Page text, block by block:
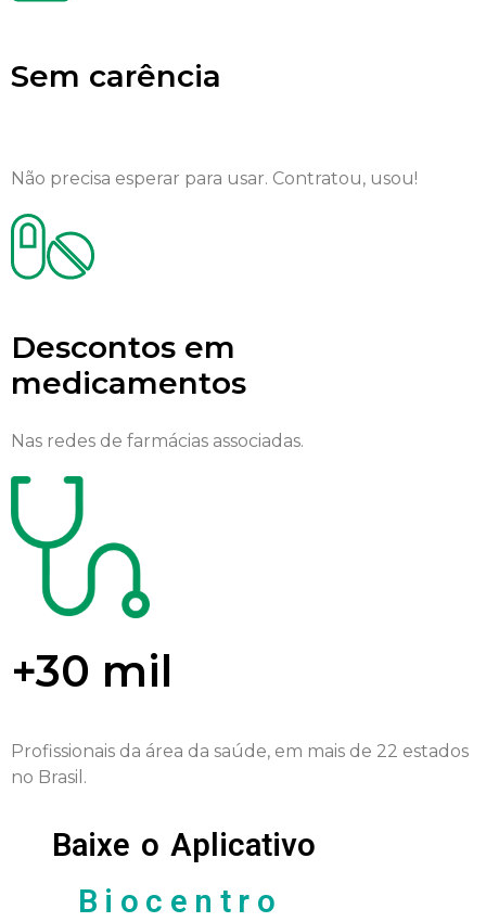
Sem carência
Não precisa esperar para usar. Contratou, usou!
Descontos em
medicamentos
Nas redes de farmácias associadas.
+30 mil
Profissionais da área da saúde, em mais de 22 estados
no Brasil.
Baixe o Aplicativo
Biocentro